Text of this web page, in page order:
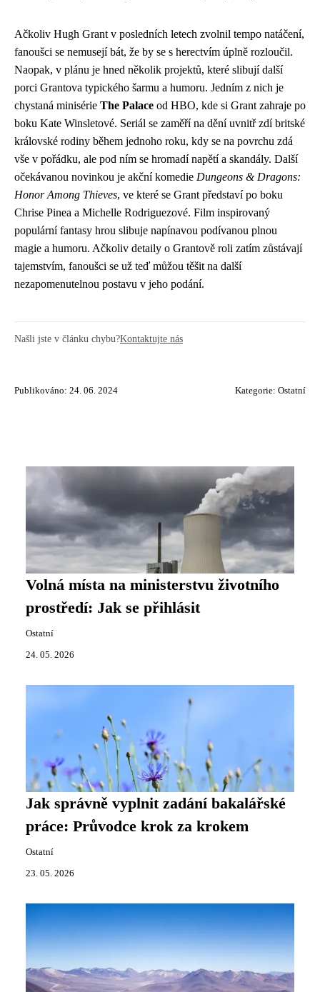
Ačkoliv Hugh Grant v posledních letech zvolnil tempo natáčení,
fanoušci se nemusejí bát, že by se s herectvím úplně rozloučil.
Naopak, v plánu je hned několik projektů, které slibují další
porci Grantova typického šarmu a humoru. Jedním z nich je
chystaná minisérie The Palace od HBO, kde si Grant zahraje po
boku Kate Winsletové. Seriál se zaměří na dění uvnitř zdí britské
královské rodiny během jednoho roku, kdy se na povrchu zdá
vše v pořádku, ale pod ním se hromadí napětí a skandály. Další
očekávanou novinkou je akční komedie Dungeons & Dragons:
Honor Among Thieves, ve které se Grant představí po boku
Chrise Pinea a Michelle Rodriguezové. Film inspirovaný
populární fantasy hrou slibuje napínavou podívanou plnou
magie a humoru. Ačkoliv detaily o Grantově roli zatím zůstávají
tajemstvím, fanoušci se už teď můžou těšit na další
nezapomenutelnou postavu v jeho podání.
Našli jste v článku chybu?Kontaktujte nás
Publikováno: 24. 06. 2024 Kategorie: Ostatní
Volná místa na ministerstvu životního
prostředí: Jak se přihlásit
Ostatní
24. 05. 2026
Jak správně vyplnit zadání bakalářské
práce: Průvodce krok za krokem
Ostatní
23. 05. 2026